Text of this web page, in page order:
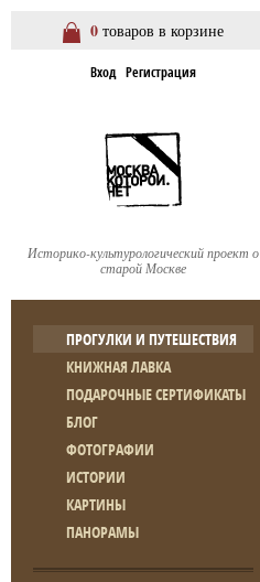
0 товаров в корзине
Вход Регистрация
Историко-культурологический проект о
старой Москве
ПРОГУЛКИ И ПУТЕШЕСТВИЯ
КНИЖНАЯ ЛАВКА
ПОДАРОЧНЫЕ СЕРТИФИКАТЫ
БЛОГ
ФОТОГРАФИИ
ИСТОРИИ
КАРТИНЫ
ПАНОРАМЫ